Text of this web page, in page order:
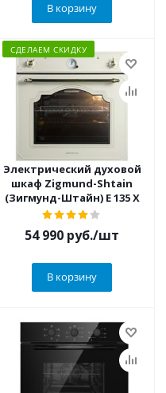
В корзину
СДЕЛАЕМ СКИДКУ
Электрический духовой
шкаф Zigmund-Shtain
(Зигмунд-Штайн) E 135 X
54 990 руб./шт
В корзину